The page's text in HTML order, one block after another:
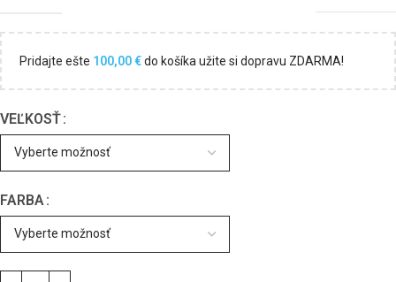
Pridajte ešte 100,00€do košíka užite si dopravu ZDARMA!
VEĽKOSŤ
FARBA